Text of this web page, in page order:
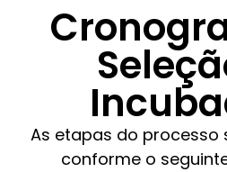
As etapas do processo
conforme o